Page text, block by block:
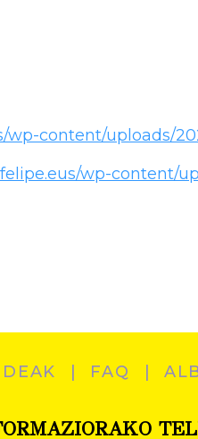
content/uploads/
wp-content/
FAQ